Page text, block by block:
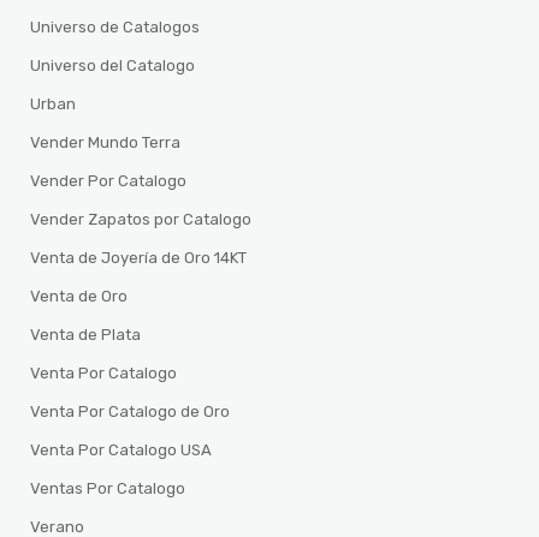
Universo de Catalogos
Universo del Catalogo
Urban
Vender Mundo Terra
Vender Por Catalogo
Vender Zapatos por Catalogo
Venta de Joyería de Oro 14KT
Venta de Oro
Venta de Plata
Venta Por Catalogo
Venta Por Catalogo de Oro
Venta Por Catalogo USA
Ventas Por Catalogo
Verano